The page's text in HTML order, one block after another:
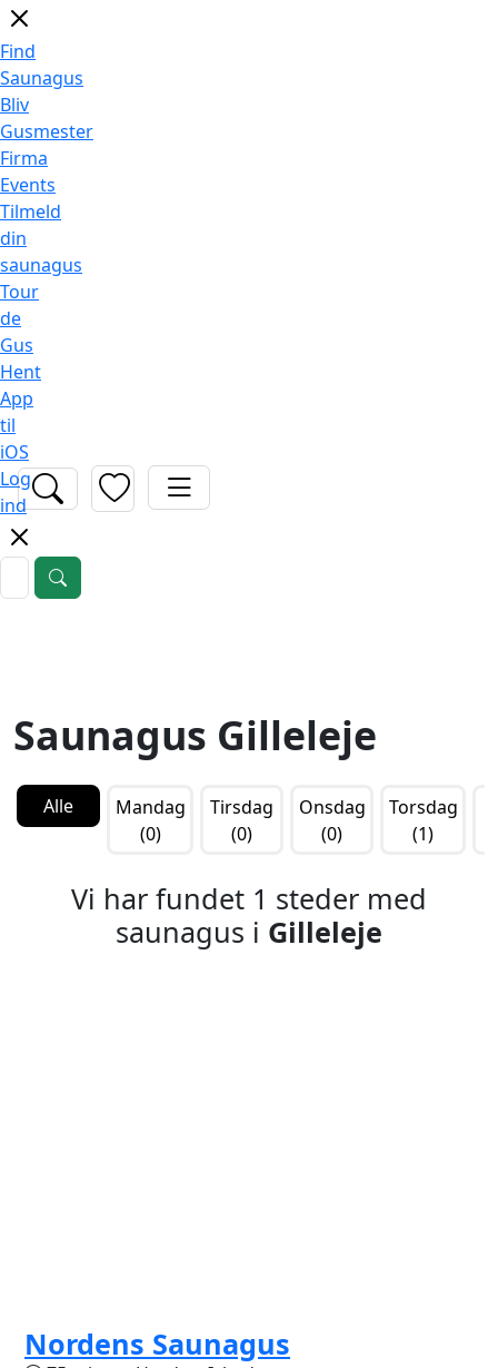
Find
Saunagus
Bliv
Gusmester
Firma
Events
Tilmeld
din
saunagus
Tour
de
Gus
Hent
App
til
iOS
Log
ind
Saunagus Gilleleje
Alle
Mandag
(0)
Tirsdag
(0)
Onsdag
(0)
Torsdag
(1)
Vi har fundet 1 steder med
saunagus i Gilleleje
Nordens Saunagus